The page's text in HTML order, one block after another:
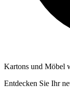
Kartons und Möbel
Entdecken Sie Ihr